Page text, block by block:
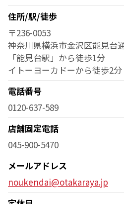
住所/駅/徒歩
〒236-0053
神奈川県横浜市金沢区能見台
「能見台駅」から徒歩1分
イトーヨーカドーから徒歩2分
電話番号
0120-637-589
店舗固定電話
045-900-5470
メールアドレス
noukendai@otakaraya.jp